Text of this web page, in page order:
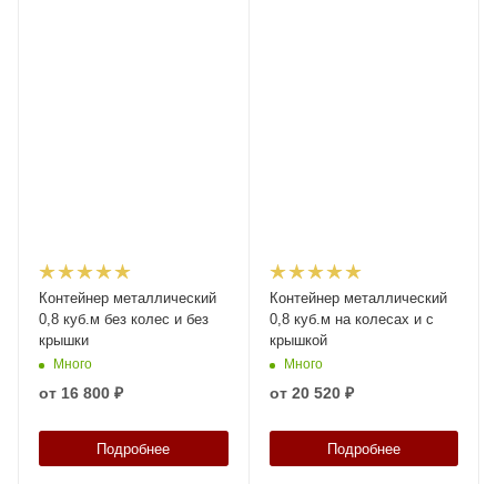
Контейнер металлический
0,8 куб.м без колес и без
крышки
Много
от 16 800 ₽
Подробнее
Контейнер металлический
0,8 куб.м на колесах и с
крышкой
Много
от 20 520 ₽
Подробнее